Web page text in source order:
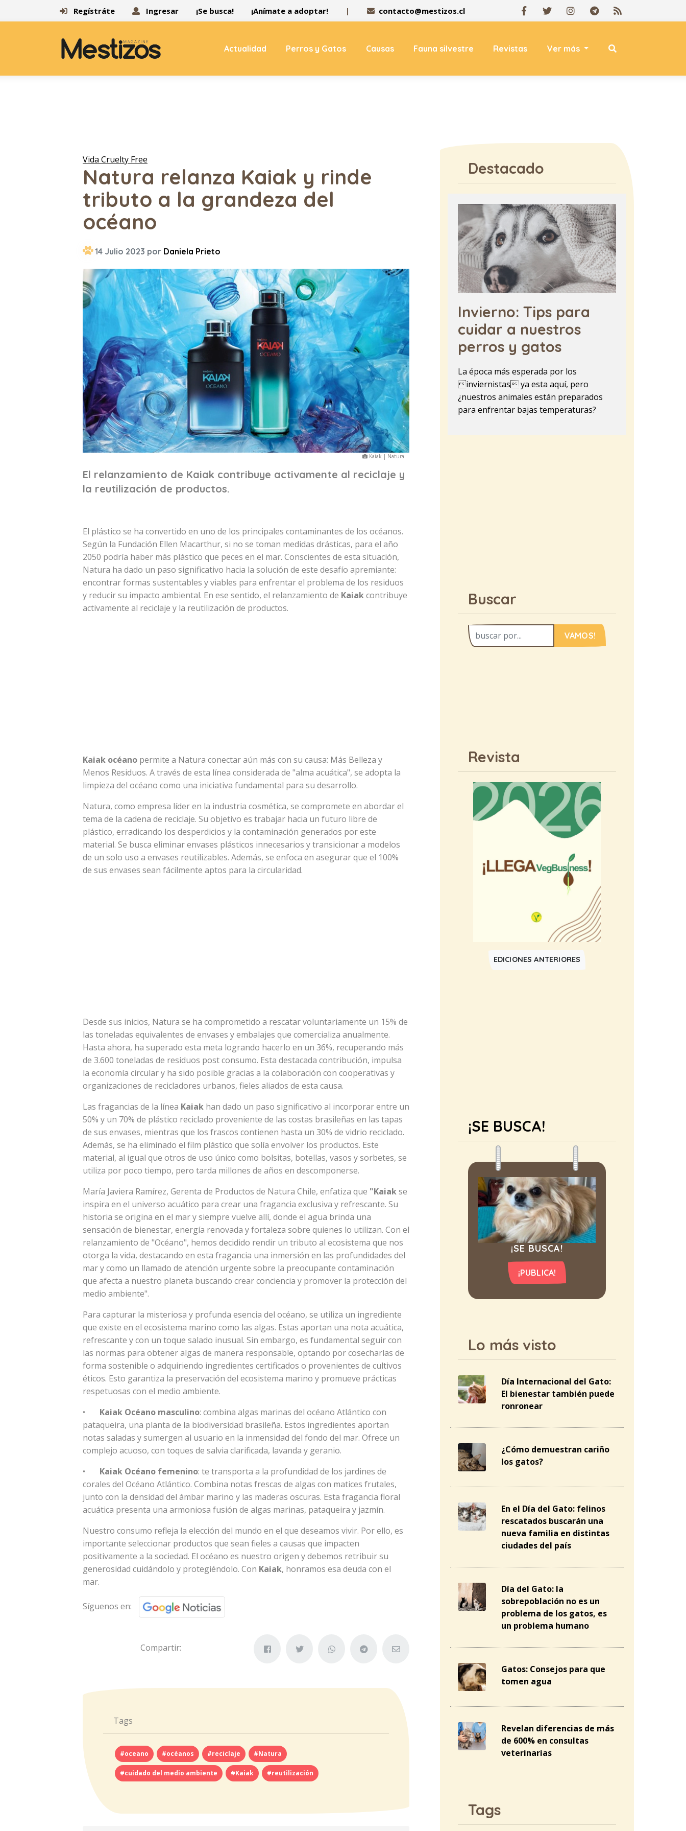
Regístráte Ingresar ¡Se busca! ¡Anímate a adoptar! | contacto@mestizos.cl
Actualidad Perros y Gatos Causas Fauna silvestre Revistas Ver más
Vida Cruelty Free
Natura relanza Kaiak y rinde
tributo a la grandeza del
océano
14 Julio 2023 por Daniela Prieto
Kaiak | Natura
El relanzamiento de Kaiak contribuye activamente al reciclaje y
la reutilización de productos.
El plástico se ha convertido en uno de los principales contaminantes de los océanos.
Según la Fundación Ellen Macarthur, si no se toman medidas drásticas, para el año
2050 podría haber más plástico que peces en el mar. Conscientes de esta situación,
Natura ha dado un paso significativo hacia la solución de este desafío apremiante:
encontrar formas sustentables y viables para enfrentar el problema de los residuos
y reducir su impacto ambiental. En ese sentido, el relanzamiento de Kaiakcontribuye
activamente al reciclaje y la reutilización de productos.
Kaiak océano permite a Natura conectar aún más con su causa: Más Belleza y
Menos Residuos. A través de esta línea considerada de "alma acuática", se adopta la
limpieza del océano como una iniciativa fundamental para su desarrollo.
Natura, como empresa líder en la industria cosmética, se compromete en abordar el
tema de la cadena de reciclaje. Su objetivo es trabajar hacia un futuro libre de
plástico, erradicando los desperdicios y la contaminación generados por este
material. Se busca eliminar envases plásticos innecesarios y transicionar a modelos
de un solo uso a envases reutilizables. Además, se enfoca en asegurar que el 100%
de sus envases sean fácilmente aptos para la circularidad.
Desde sus inicios, Natura se ha comprometido a rescatar voluntariamente un 15% de
las toneladas equivalentes de envases y embalajes que comercializa anualmente.
Hasta ahora, ha superado esta meta logrando hacerlo en un 36%, recuperando más
de 3.600 toneladas de residuos post consumo. Esta destacada contribución, impulsa
la economía circular y ha sido posible gracias a la colaboración con cooperativas y
organizaciones de recicladores urbanos, fieles aliados de esta causa.
Las fragancias de la línea Kaiak han dado un paso significativo al incorporar entre un
50% y un 70% de plástico reciclado proveniente de las costas brasileñas en las tapas
de sus envases, mientras que los frascos contienen hasta un 30% de vidrio reciclado.
Además, se ha eliminado el film plástico que solía envolver los productos. Este
material, al igual que otros de uso único como bolsitas, botellas, vasos y sorbetes, se
utiliza por poco tiempo, pero tarda millones de años en descomponerse.
María Javiera Ramírez, Gerenta de Productos de Natura Chile, enfatiza que "Kaiakse
inspira en el universo acuático para crear una fragancia exclusiva y refrescante. Su
historia se origina en el mar y siempre vuelve allí, donde el agua brinda una
sensación de bienestar, energía renovada y fortaleza sobre quienes lo utilizan. Con el
relanzamiento de "Océano", hemos decidido rendir un tributo al ecosistema que nos
otorga la vida, destacando en esta fragancia una inmersión en las profundidades del
mar y como un llamado de atención urgente sobre la preocupante contaminación
que afecta a nuestro planeta buscando crear conciencia y promover la protección del
medio ambiente".
Para capturar la misteriosa y profunda esencia del océano, se utiliza un ingrediente
que existe en el ecosistema marino como las algas. Estas aportan una nota acuática,
refrescante y con un toque salado inusual. Sin embargo, es fundamental seguir con
las normas para obtener algas de manera responsable, optando por cosecharlas de
forma sostenible o adquiriendo ingredientes certificados o provenientes de cultivos
éticos. Esto garantiza la preservación del ecosistema marino y promueve prácticas
respetuosas con el medio ambiente.
• Kaiak Océano masculino: combina algas marinas del océano Atlántico con
pataqueira, una planta de la biodiversidad brasileña. Estos ingredientes aportan
notas saladas y sumergen al usuario en la inmensidad del fondo del mar. Ofrece un
complejo acuoso, con toques de salvia clarificada, lavanda y geranio.
• Kaiak Océano femenino: te transporta a la profundidad de los jardines de
corales del Océano Atlántico. Combina notas frescas de algas con matices frutales,
junto con la densidad del ámbar marino y las maderas oscuras. Esta fragancia floral
acuática presenta una armoniosa fusión de algas marinas, pataqueira y jazmín.
Nuestro consumo refleja la elección del mundo en el que deseamos vivir. Por ello, es
importante seleccionar productos que sean fieles a causas que impacten
positivamente a la sociedad. El océano es nuestro origen y debemos retribuir su
generosidad cuidándolo y protegiéndolo. Con Kaiak, honramos esa deuda con el
mar.
Síguenos en:
Compartir:
Tags
#oceano #océanos #reciclaje #Natura
#cuidado del medio ambiente #Kaiak #reutilización
Destacado
Invierno: Tips para
cuidar a nuestros
perros y gatos
La época más esperada por los
inviernistas ya esta aquí, pero
¿nuestros animales están preparados
para enfrentar bajas temperaturas?
Buscar
VAMOS!
Revista
EDICIONES ANTERIORES
¡SE BUSCA!
¡SE BUSCA!
¡PUBLICA!
Lo más visto
Día Internacional del Gato:
El bienestar también puede
ronronear
¿Cómo demuestran cariño
los gatos?
En el Día del Gato: felinos
rescatados buscarán una
nueva familia en distintas
ciudades del país
Día del Gato: la
sobrepoblación no es un
problema de los gatos, es
un problema humano
Gatos: Consejos para que
tomen agua
Revelan diferencias de más
de 600% en consultas
veterinarias
Tags